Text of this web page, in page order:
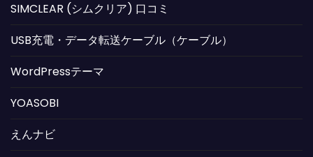
SIMCLEAR (シムクリア) 口コミ
USB充電・データ転送ケーブル（ケーブル）
WordPressテーマ
YOASOBI
えんナビ